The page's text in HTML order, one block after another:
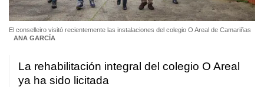
El conselleiro visitó recientemente las instalaciones del colegio O Areal de Camariñas
ANA GARCÍA
La rehabilitación integral del colegio O Areal
ya ha sido licitada